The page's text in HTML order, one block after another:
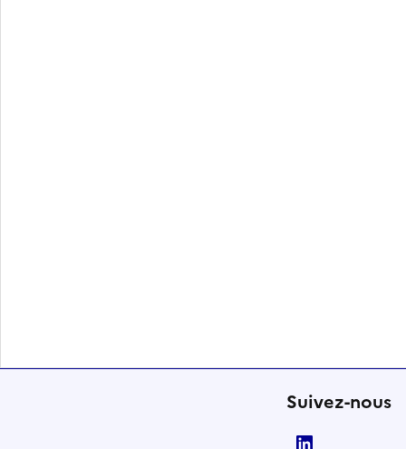
Suivez-nous